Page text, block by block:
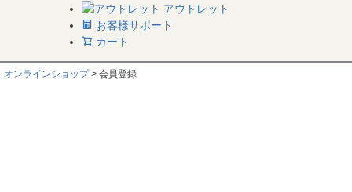
アウトレット
お客様サポート
カート
オンラインショップ 会員登録